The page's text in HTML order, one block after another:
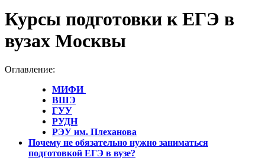
Курсы подготовки к ЕГЭ в
вузах Москвы
Оглавление:
МИФИ
ВШЭ
ГУУ
РУДН
РЭУ им. Плеханова
Почему не обязательно нужно заниматься
подготовкой ЕГЭ в вузе?